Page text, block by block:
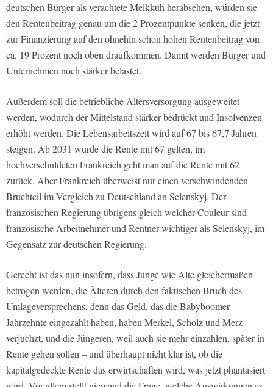
deutschen Bürger als verachtete Melkkuh herabsehen, würden sie
den Rentenbeitrag genau um die 2 Prozentpunkte senken, die jetzt
zur Finanzierung auf den ohnehin schon hohen Rentenbeitrag von
ca. 19 Prozent noch oben draufkommen. Damit werden Bürger und
Unternehmen noch stärker belastet.
Außerdem soll die betriebliche Altersversorgung ausgeweitet
werden, wodurch der Mittelstand stärker bedrückt und Insolvenzen
erhöht werden. Die Lebensarbeitszeit wird auf 67 bis 67,7 Jahren
steigen. Ab 2031 würde die Rente mit 67 gelten, im
hochverschuldeten Frankreich geht man auf die Rente mit 62
zurück. Aber Frankreich überweist nur einen verschwindenden
Bruchteil im Vergleich zu Deutschland an Selenskyj. Der
französischen Regierung übrigens gleich welcher Couleur sind
französische Arbeitnehmer und Rentner wichtiger als Selenskyj, im
Gegensatz zur deutschen Regierung.
Gerecht ist das nun insofern, dass Junge wie Alte gleichermaßen
betrogen werden, die Älteren durch den faktischen Bruch des
Umlageversprechens, denn das Geld, das die Babyboomer
Jahrzehnte eingezahlt haben, haben Merkel, Scholz und Merz
verjuchzt, und die Jüngeren, weil auch sie mehr einzahlen, später in
Rente gehen sollen – und überhaupt nicht klar ist, ob die
kapitalgedeckte Rente das erwirtschaften wird, was jetzt phantasiert